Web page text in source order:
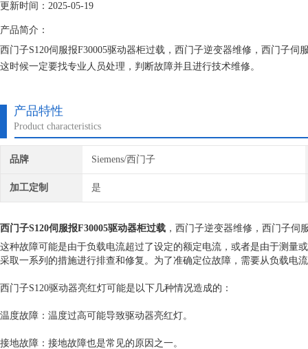
更新时间：2025-05-19
产品简介：
西门子S120伺服报F30005驱动器柜过载，西门子逆变器维修，西门子
这时候一定要找专业人员处理，判断故障并且进行技术维修。
产品特性
Product characteristics
品牌 Siemens/西门子
加工定制 是
西门子S120伺服报F30005驱动器柜过载 ，西门子逆变器维修，西门子伺
这种故障可能是由于负载电流超过了设定的额定电流，或者是由于测量
采取一系列的措施进行排查和修复。为了准确定位故障，需要从负载电
西门子S120驱动器亮红灯可能是以下几种情况造成的：
温度故障：温度过高可能导致驱动器亮红灯。
接地故障：接地故障也是常见的原因之一。